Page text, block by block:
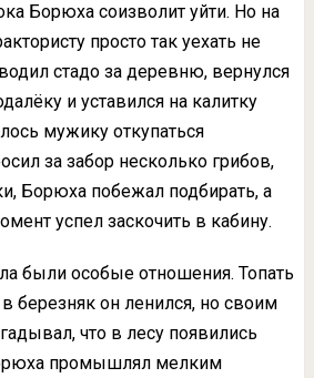
Борюха соизволит уйти. Но на
просто так уехать не
стадо за деревню, вернулся
и уставился на калитку
мужику откупаться
за забор несколько грибов,
Борюха побежал подбирать, а
успел заскочить в кабину.
были особые отношения. Топать
березняк он ленился, но своим
что в лесу появились
промышлял мелким